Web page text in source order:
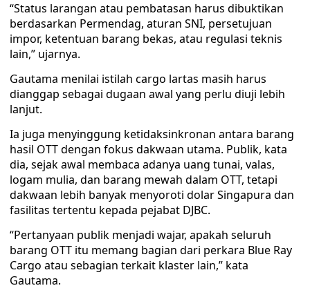
“Status larangan atau pembatasan harus dibuktikan
berdasarkan Permendag, aturan SNI, persetujuan
impor, ketentuan barang bekas, atau regulasi teknis
lain,” ujarnya.
Gautama menilai istilah cargo lartas masih harus
dianggap sebagai dugaan awal yang perlu diuji lebih
lanjut.
Ia juga menyinggung ketidaksinkronan antara barang
hasil OTT dengan fokus dakwaan utama. Publik, kata
dia, sejak awal membaca adanya uang tunai, valas,
logam mulia, dan barang mewah dalam OTT, tetapi
dakwaan lebih banyak menyoroti dolar Singapura dan
fasilitas tertentu kepada pejabat DJBC.
“Pertanyaan publik menjadi wajar, apakah seluruh
barang OTT itu memang bagian dari perkara Blue Ray
Cargo atau sebagian terkait klaster lain,” kata
Gautama.